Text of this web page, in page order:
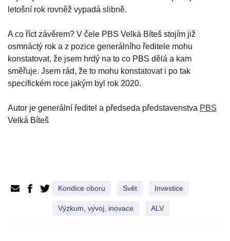
letošní rok rovněž vypadá slibně.
A co říct závěrem? V čele PBS Velká Bíteš stojím již
osmnáctý rok a z pozice generálního ředitele mohu
konstatovat, že jsem hrdý na to co PBS dělá a kam
směřuje. Jsem rád, že to mohu konstatovat i po tak
specifickém roce jakým byl rok 2020.
Autor je generální ředitel a předseda představenstva PBS
Velká Bíteš
Kondice oboru Svět Investice
Výzkum, vývoj, inovace ALV